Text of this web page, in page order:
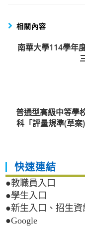
相關內容
南華大學114學年
普通型高級中等學
科「評量規準(草
快速連結
●教職員入口
●學生入口
●新生入口、招生資
●Google